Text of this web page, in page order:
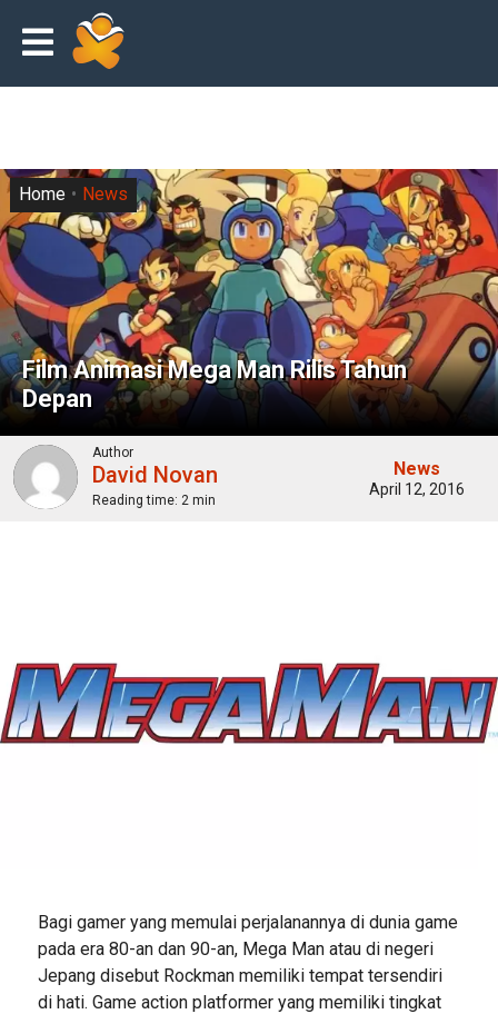
Film Animasi Mega Man Rilis Tahun
Depan
Home News
Author
David Novan
Reading time: 2 min
News
April 12, 2016
Bagi gamer yang memulai perjalanannya di dunia game
pada era 80-an dan 90-an, Mega Man atau di negeri
Jepang disebut Rockman memiliki tempat tersendiri
di hati. Game action platformer yang memiliki tingkat